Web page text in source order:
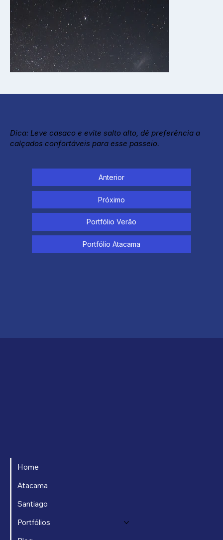
Dica: Leve casaco e evite salto alto, dê preferência a
calçados confortáveis para esse passeio.
Anterior
Próximo
Portfólio Verão
Portfólio Atacama
Home
Atacama
Santiago
Portfólios